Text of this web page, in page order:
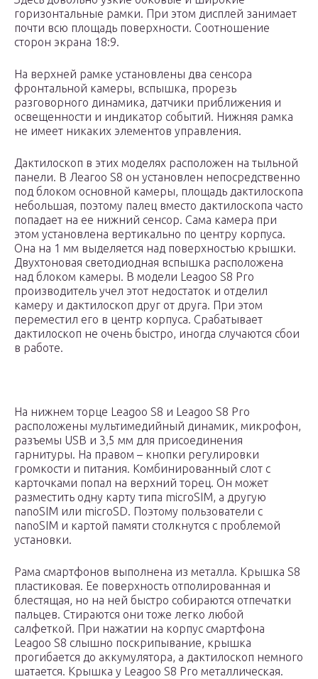
горизонтальные рамки. При этом дисплей занимает
почти всю площадь поверхности. Соотношение
сторон экрана 18:9.
На верхней рамке установлены два сенсора
фронтальной камеры, вспышка, прорезь
разговорного динамика, датчики приближения и
освещенности и индикатор событий. Нижняя рамка
не имеет никаких элементов управления.
Дактилоскоп в этих моделях расположен на тыльной
панели. В Леагоо S8 он установлен непосредственно
под блоком основной камеры, площадь дактилоскопа
небольшая, поэтому палец вместо дактилоскопа часто
попадает на ее нижний сенсор. Сама камера при
этом установлена вертикально по центру корпуса.
Она на 1 мм выделяется над поверхностью крышки.
Двухтоновая светодиодная вспышка расположена
над блоком камеры. В модели Leagoo S8 Pro
производитель учел этот недостаток и отделил
камеру и дактилоскоп друг от друга. При этом
переместил его в центр корпуса. Срабатывает
дактилоскоп не очень быстро, иногда случаются сбои
в работе.
На нижнем торце Leagoo S8 и Leagoo S8 Pro
расположены мультимедийный динамик, микрофон,
разъемы USB и 3,5 мм для присоединения
гарнитуры. На правом – кнопки регулировки
громкости и питания. Комбинированный слот с
карточками попал на верхний торец. Он может
разместить одну карту типа microSIM, а другую
nanoSIM или microSD. Поэтому пользователи с
nanoSIM и картой памяти столкнутся с проблемой
установки.
Рама смартфонов выполнена из металла. Крышка S8
пластиковая. Ее поверхность отполированная и
блестящая, но на ней быстро собираются отпечатки
пальцев. Стираются они тоже легко любой
салфеткой. При нажатии на корпус смартфона
Leagoo S8 слышно поскрипывание, крышка
прогибается до аккумулятора, а дактилоскоп немного
шатается. Крышка у Leagoo S8 Pro металлическая.